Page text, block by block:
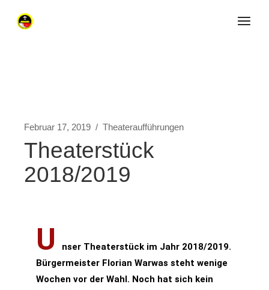
Februar 17, 2019 Theateraufführungen
Theaterstück
2018/2019
U
nser Theaterstück im Jahr 2018/2019.
Bürgermeister Florian Warwas steht wenige
Wochen vor der Wahl. Noch hat sich kein